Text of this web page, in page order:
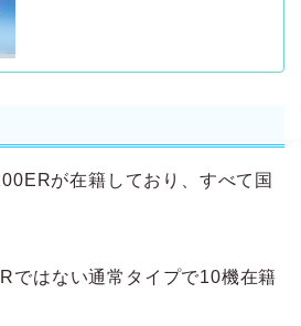
が在籍しており、すべて国
ではない通常タイプで10機在籍